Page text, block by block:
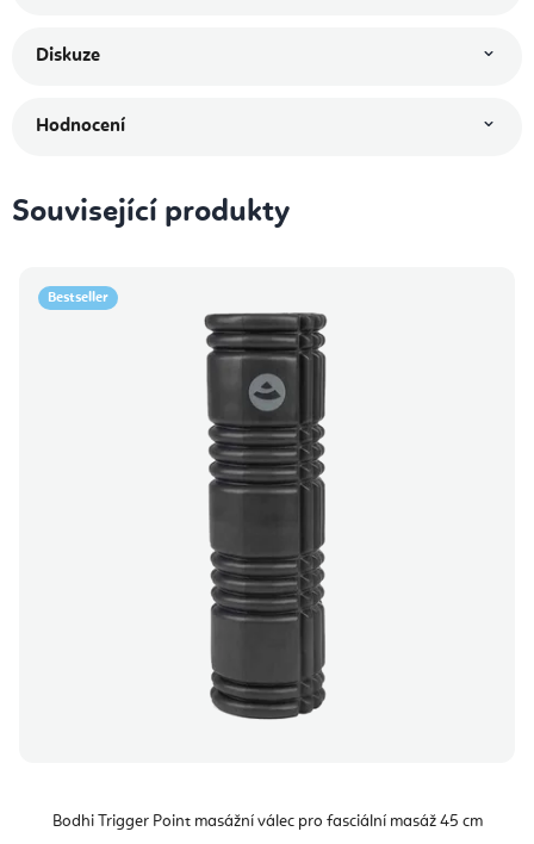
Diskuze
Hodnocení
Související produkty
Bestseller
Bodhi Trigger Point masážní válec pro fasciální masáž 45 cm